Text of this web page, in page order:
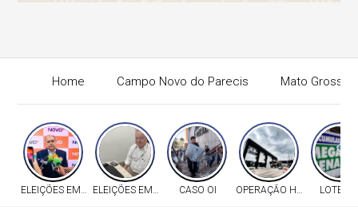
Home Campo Novo do Parecis Mato Grosso
ELEIÇÕES EM MTELEIÇÕES EM MT CASO OI OPERAÇÃO HERITAGE